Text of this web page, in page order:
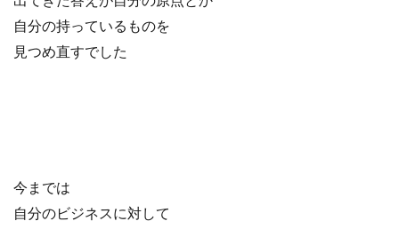
自分の持っているものを
見つめ直すでした
今までは
自分のビジネスに対して